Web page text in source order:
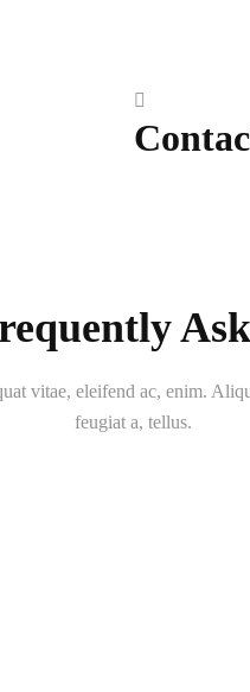
vitae, eleifend ac, enim.
feugiat a, tellus.